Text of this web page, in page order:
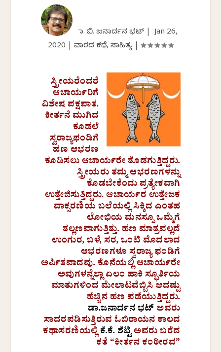
ಡಾ. ಬಿ. ಜನಾರ್ದನ ಭಟ್ |Jan 26,
2020
ವಾರದ ಕಥೆ, ಸಾಹಿತ್ಯ
ಸ್ತ್ರೀಯರೆಂದರೆ
ಆಚಾರ್ಯರಿಗೆ
ವಿಶೇಷ ಪಕ್ಷಪಾತ.
ಕೀರ್ತನೆ ಮುಗಿದ
ಕೂಡಲೆ
ಸ್ವರಾಜ್ಯಫಂಡಿಗೆ
ಹಣ ಆಭರಣ
ಕೂಡಿಸಲು ಆಚಾರ್ಯರೇ ತೊಡಗುತ್ತಿದ್ದರು.
ಸ್ತ್ರೀಯರು ತಮ್ಮ ಆಭರಣಗಳನ್ನು
ಕೊಡಬೇಕೆಂದು ಪ್ರತ್ಯೇಕವಾಗಿ
ಉತ್ತೇಜಿಸುತ್ತಿದ್ದರು. ಆಚಾರ್ಯರ ಉತ್ತೇಜಕ
ವಾಕ್ಸರಣಿಯ ಬಲೆಯಲ್ಲಿ ಸಿಕ್ಕಿದ ಎಂತಹ
ಲೋಭಿಯ ಮನಸ್ಸೂ ಒಮ್ಮೆಗೆ
ತಲ್ಲಣವಾಗುತ್ತಿತ್ತು. ಹಣ ಮಾತ್ರವಲ್ಲದೆ
ಉಂಗುರ, ಬಳೆ, ಸರ, ಒಂಟಿ ಮೊದಲಾದ
ಆಭರಣಗಳೂ ಸ್ವರಾಜ್ಯ ಫಂಡಿಗೆ
ಅರ್ಪಿತವಾದವು. ಕೊನೆಯಲ್ಲಿ ಆಚಾರ್ಯರೇ
ಅವುಗಳನ್ನೆಲ್ಲಾ ಏಲಂ ಹಾಕಿ ಸ್ಫೂರ್ತಿಯ
ಮಾತುಗಳಿಂದ ಮೇಲಾಟವೆಬ್ಬಿಸಿ ಆದಷ್ಟು
ಹೆಚ್ಚಿನ ಹಣ ಪಡೆಯುತ್ತಿದ್ದರು.
ಡಾ.ಜನಾರ್ದನ ಭಟ್ ಅವರು
ಸಾದರಪಡಿಸುತ್ತಿರುವ ಓಬಿರಾಯನ ಕಾಲದ
ಕಥಾಸರಣಿಯಲ್ಲಿಕೆ.ಕೆ. ಶೆಟ್ಟಿಅವರು ಬರೆದ
ಕತೆ “ಕೀರ್ತನ ಕಂಠೀರವ”